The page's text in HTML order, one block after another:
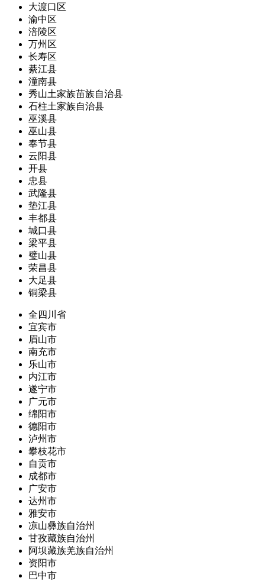
大渡口区
渝中区
涪陵区
万州区
长寿区
綦江县
潼南县
秀山土家族苗族自治县
石柱土家族自治县
巫溪县
巫山县
奉节县
云阳县
开县
忠县
武隆县
垫江县
丰都县
城口县
梁平县
璧山县
荣昌县
大足县
铜梁县
全四川省
宜宾市
眉山市
南充市
乐山市
内江市
遂宁市
广元市
绵阳市
德阳市
泸州市
攀枝花市
自贡市
成都市
广安市
达州市
雅安市
凉山彝族自治州
甘孜藏族自治州
阿坝藏族羌族自治州
资阳市
巴中市